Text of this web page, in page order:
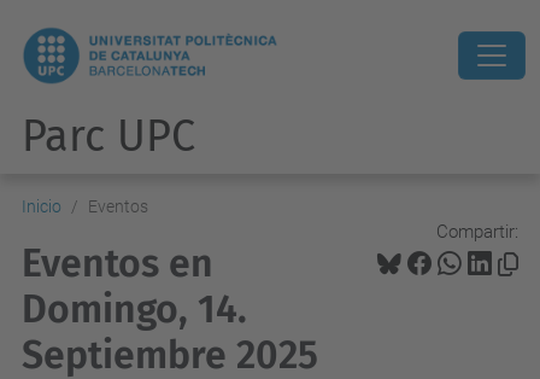
Parc UPC
Inicio Eventos
Compartir:
Eventos en
Domingo, 14.
Septiembre 2025